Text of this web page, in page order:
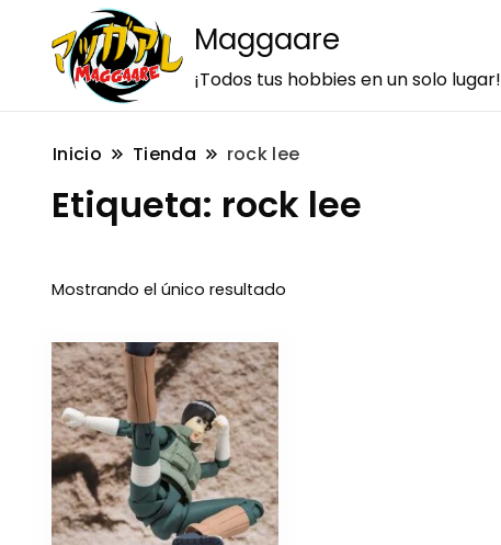
Maggaare
¡Todos tus hobbies en un solo lugar!
Inicio Tienda rock lee
Etiqueta: rock lee
Mostrando el único resultado